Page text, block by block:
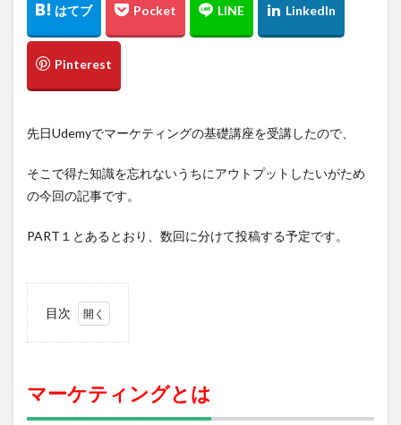
先日Udemyでマーケティングの基礎講座を受講したので、
そこで得た知識を忘れないうちにアウトプットしたいがため
の今回の記事です。
PART１とあるとおり、数回に分けて投稿する予定です。
目次
ィン
は
マーケティングとは